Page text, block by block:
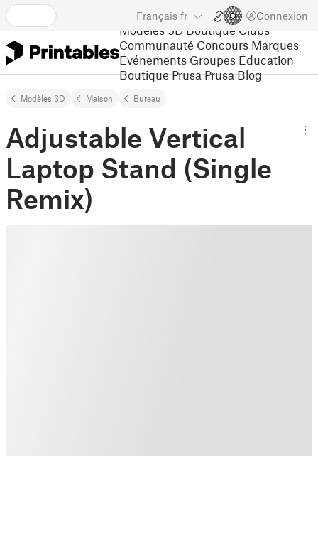
Français fr Connexion
Modèles 3D Boutique Clubs
Communauté Concours Marques
Événements Groupes Éducation
Boutique Prusa Prusa Blog
Modèles 3D Maison Bureau
Adjustable Vertical
Laptop Stand (Single
Remix)